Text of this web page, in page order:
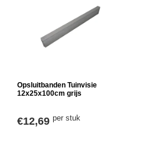
Opsluitbanden Tuinvisie
12x25x100cm grijs
€12,69 per stuk